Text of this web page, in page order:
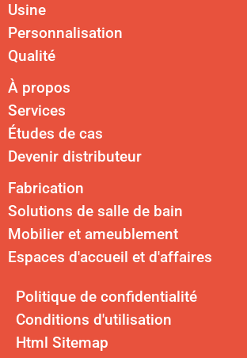
Usine
Personnalisation
Qualité
À propos
Services
Études de cas
Devenir distributeur
Fabrication
Solutions de salle de bain
Mobilier et ameublement
Espaces d'accueil et d'affaires
Politique de confidentialité
Conditions d'utilisation
Html Sitemap